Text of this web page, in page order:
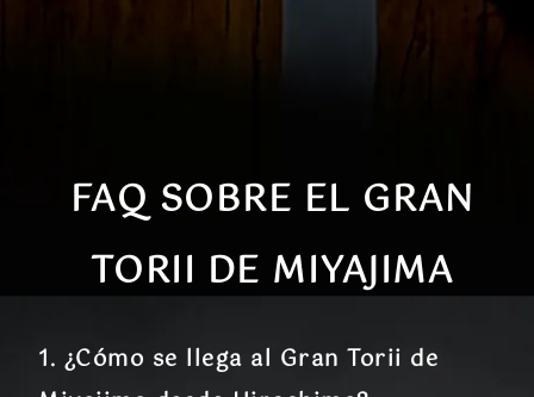
FAQ SOBRE EL GRAN
TORII DE MIYAJIMA
1. ¿Cómo se llega al Gran Torii de